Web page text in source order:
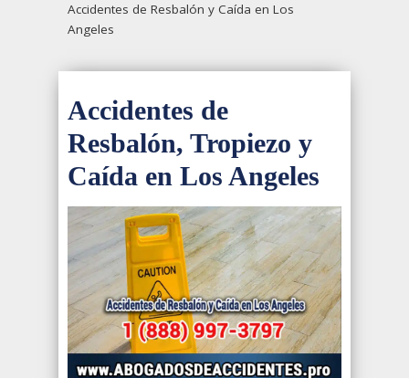
Accidentes de Resbalón y Caída en Los
Angeles
Accidentes de
Resbalón, Tropiezo y
Caída en Los Angeles